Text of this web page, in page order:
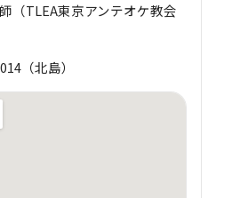
（TLEA東京アンテオケ教会
（北島）